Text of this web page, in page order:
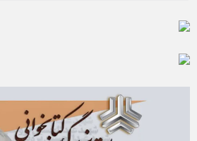
مراسم گرامیداشت سالروز آزادسازی
مگاموتور